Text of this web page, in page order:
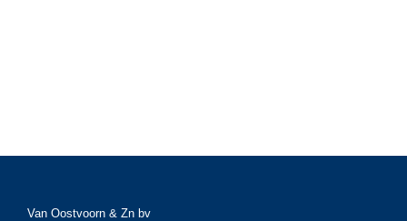
Van Oostvoorn & Zn bv